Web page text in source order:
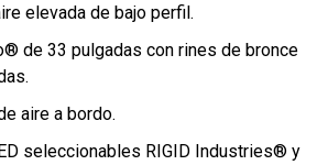
elevada de bajo perfil.
de 33 pulgadas con rines de bronce
aire a bordo.
seleccionables RIGID Industries® y